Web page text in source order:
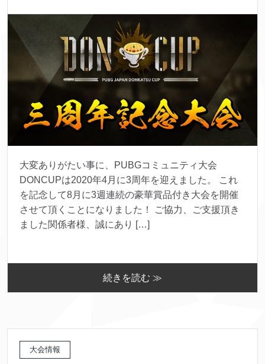
大変ありがたい事に、PUBGコミュニティ大会
DONCUPは2020年4月に3周年を迎えました。 これ
を記念して8月に3週連続の豪華賞品付き大会を開催
させて頂くことになりました！ ご協力、ご支援頂き
ました関係者様、誠にあり […]
続きを読む ≫
大会情報